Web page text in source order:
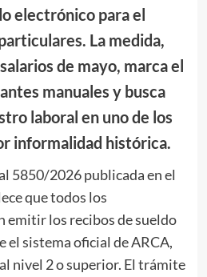
electrónico para el
La medida,
de mayo, marca el
manuales y busca
laboral en uno de los
informalidad histórica.
5850/2026 publicada en el
que todos los
emitir los recibos de sueldo
el sistema oficial de ARCA,
nivel 2 o superior. El trámite